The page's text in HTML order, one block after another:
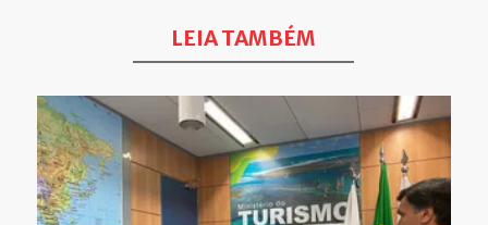
LEIA TAMBÉM